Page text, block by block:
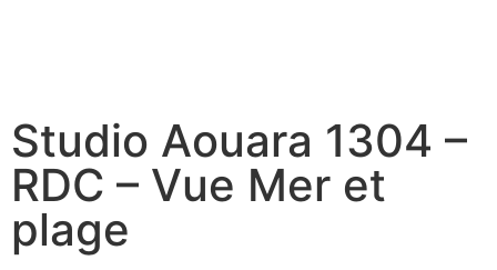
Studio Aouara 1304 –
RDC – Vue Mer et
plage